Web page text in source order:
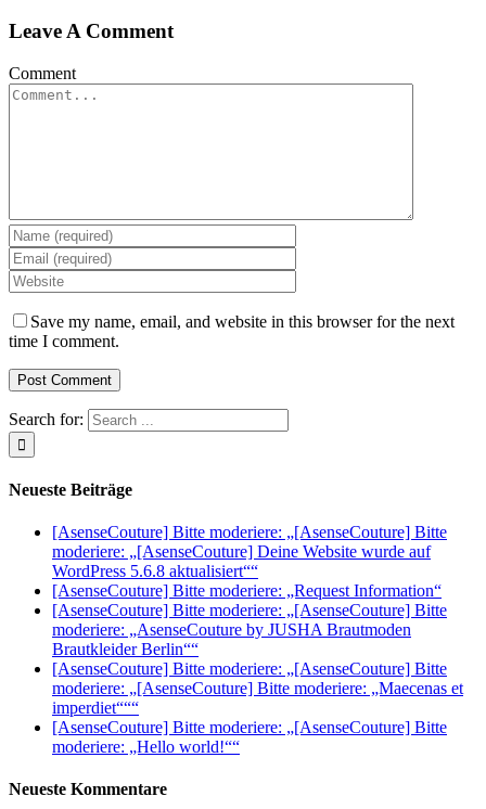
Leave A Comment
Comment
Save my name, email, and website in this browser for the next
time I comment.
Search for:
Neueste Beiträge
[AsenseCouture] Bitte moderiere: „[AsenseCouture] Bitte
moderiere: „[AsenseCouture] Deine Website wurde auf
WordPress 5.6.8 aktualisiert““
[AsenseCouture] Bitte moderiere: „Request Information“
[AsenseCouture] Bitte moderiere: „[AsenseCouture] Bitte
moderiere: „AsenseCouture by JUSHA Brautmoden
Brautkleider Berlin““
[AsenseCouture] Bitte moderiere: „[AsenseCouture] Bitte
moderiere: „[AsenseCouture] Bitte moderiere: „Maecenas et
imperdiet“““
[AsenseCouture] Bitte moderiere: „[AsenseCouture] Bitte
moderiere: „Hello world!““
Neueste Kommentare